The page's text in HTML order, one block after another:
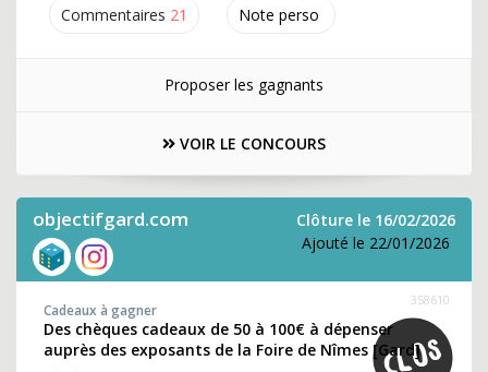
Commentaires 21 Note perso
Proposer les gagnants
VOIR LE CONCOURS
objectifgard.com
Clôture le 16/02/2026
Ajouté le 22/01/2026
358610
Cadeaux à gagner
Des chèques cadeaux de 50 à 100€ à dépenser
auprès des exposants de la Foire de Nîmes [Gard]